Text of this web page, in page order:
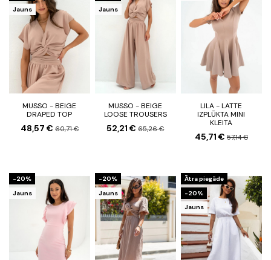
Jauns
MUSSO - BEIGE
DRAPED TOP
48,57 € 60,71 €
Jauns
MUSSO - BEIGE
LOOSE TROUSERS
52,21 €65,26 €
LILA - LATTE
IZPLŪKTA MINI
KLEITA
45,71 € 57,14 €
-20%
Jauns
-20%
Jauns
Ātra piegāde
-20%
Jauns